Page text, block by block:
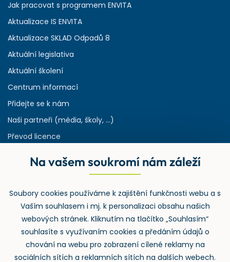
Jak pracovat s programem ENVITA
Aktualizace IS ENVITA
Aktualizace SKLAD Odpadů 8
Aktuální legislativa
Aktuální školení
Centrum informací
Přidejte se k nám
Naši partneři (média, školy, ...)
Převod licence
Rejstřík používaných zkratek v odpadech
Zpětný odběr
Na vašem soukromí nám záleží
Soubory cookies používáme k zajištění funkčnosti webu a s
Vaším souhlasem i mj. k personalizaci obsahu našich
webových stránek. Kliknutím na tlačítko „Souhlasím“
souhlasíte s využívaním cookies a předáním údajů o
chování na webu pro zobrazení cílené reklamy na
sociálních sítích a reklamních sítích na dalších webech.